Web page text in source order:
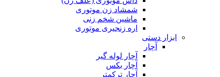
شمشاد زن موتوری
ماشین شخم زنی
اره زنجیری موتوری
ابزار دستی
آچار
آچار لوله گیر
آچار بکس
آچار ترکمتر